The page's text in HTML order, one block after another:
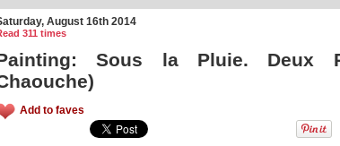
August 16th 2014
311 times
Sous la Pluie. Deux
Add to faves